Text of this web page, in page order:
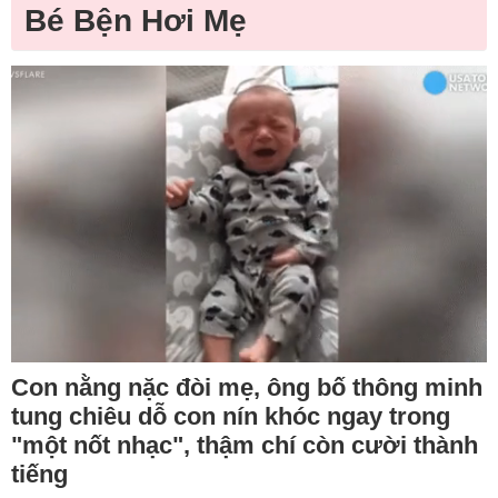
Bé Bện Hơi Mẹ
Con nằng nặc đòi mẹ, ông bố thông minh
tung chiêu dỗ con nín khóc ngay trong
"một nốt nhạc", thậm chí còn cười thành
tiếng